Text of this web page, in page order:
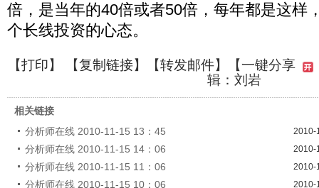
倍，是当年的40倍或者50倍，每年都是这样
个长线投资的心态。
【打印】 【复制链接】【转发邮件】
【一键分享
辑：刘岩
相关链接
分析师在线 2010-11-15 13：45
2010-
分析师在线 2010-11-15 14：06 2010-
分析师在线 2010-11-15 11：06 2010-
分析师在线 2010-11-15 10：06 2010-